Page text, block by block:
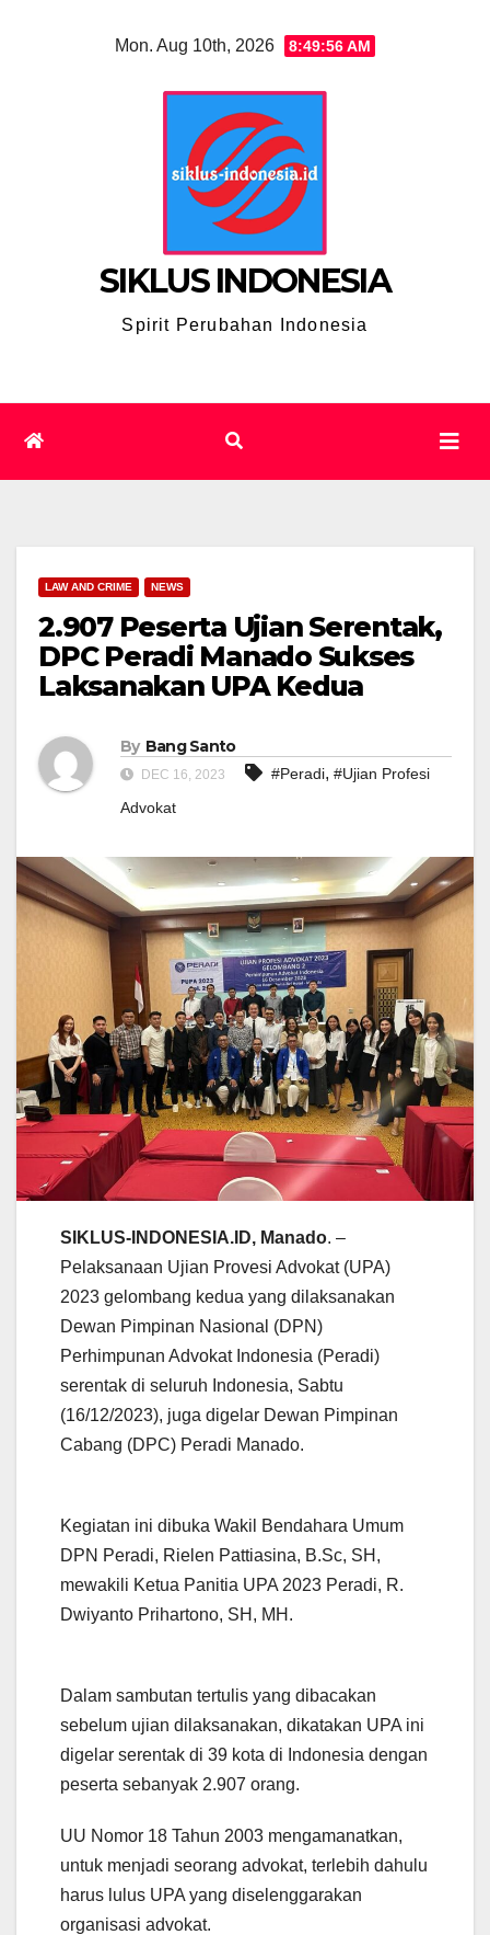
Mon. Aug 10th, 2026 8:49:57 AM
SIKLUS INDONESIA
Spirit Perubahan Indonesia
LAW AND CRIME NEWS
2.907 Peserta Ujian Serentak,
DPC Peradi Manado Sukses
Laksanakan UPA Kedua
By Bang Santo
DEC 16, 2023 #Peradi, #Ujian Profesi
Advokat
SIKLUS-INDONESIA.ID, Manado. –
Pelaksanaan Ujian Provesi Advokat (UPA)
2023 gelombang kedua yang dilaksanakan
Dewan Pimpinan Nasional (DPN)
Perhimpunan Advokat Indonesia (Peradi)
serentak di seluruh Indonesia, Sabtu
(16/12/2023), juga digelar Dewan Pimpinan
Cabang (DPC) Peradi Manado.
Kegiatan ini dibuka Wakil Bendahara Umum
DPN Peradi, Rielen Pattiasina, B.Sc, SH,
mewakili Ketua Panitia UPA 2023 Peradi, R.
Dwiyanto Prihartono, SH, MH.
Dalam sambutan tertulis yang dibacakan
sebelum ujian dilaksanakan, dikatakan UPA ini
digelar serentak di 39 kota di Indonesia dengan
peserta sebanyak 2.907 orang.
UU Nomor 18 Tahun 2003 mengamanatkan,
untuk menjadi seorang advokat, terlebih dahulu
harus lulus UPA yang diselenggarakan
organisasi advokat.